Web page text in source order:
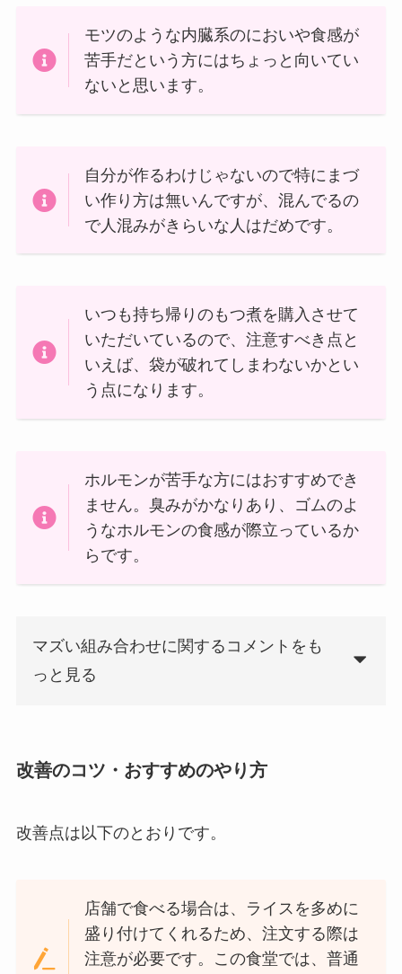
モツのような内臓系のにおいや食感が
苦手だという方にはちょっと向いてい
ないと思います。
自分が作るわけじゃないので特にまづ
い作り方は無いんですが、混んでるの
で人混みがきらいな人はだめです。
いつも持ち帰りのもつ煮を購入させて
いただいているので、注意すべき点と
いえば、袋が破れてしまわないかとい
う点になります。
ホルモンが苦手な方にはおすすめでき
ません。臭みがかなりあり、ゴムのよ
うなホルモンの食感が際立っているか
らです。
マズい組み合わせに関するコメントをも
っと見る
改善のコツ・おすすめのやり方
改善点は以下のとおりです。
店舗で食べる場合は、ライスを多めに
盛り付けてくれるため、注文する際は
注意が必要です。この食堂では、普通